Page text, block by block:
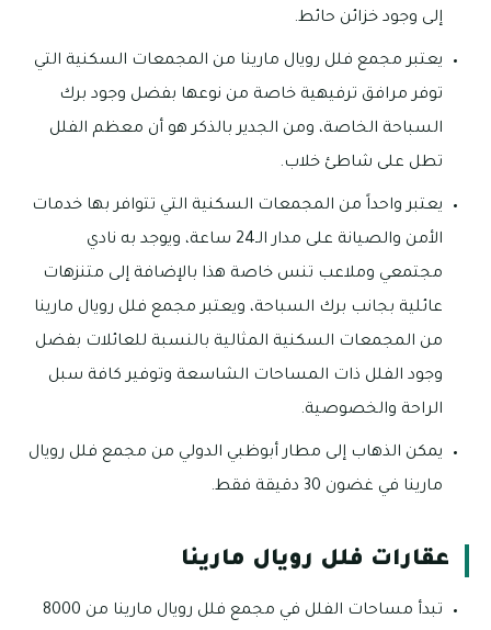
إلى وجود خزائن حائط.
يعتبر مجمع فلل رويال مارينا من المجمعات السكنية التي
توفر مرافق ترفيهية خاصة من نوعها بفضل وجود برك
السباحة الخاصة، ومن الجدير بالذكر هو أن معظم الفلل
تطل على شاطئ خلاب.
يعتبر واحداً من المجمعات السكنية التي تتوافر بها خدمات
الأمن والصيانة على مدار الـ24 ساعة، ويوجد به نادي
مجتمعي وملاعب تنس خاصة هذا بالإضافة إلى متنزهات
عائلية بجانب برك السباحة، ويعتبر مجمع فلل رويال مارينا
من المجمعات السكنية المثالية بالنسبة للعائلات بفضل
وجود الفلل ذات المساحات الشاسعة وتوفير كافة سبل
الراحة والخصوصية.
يمكن الذهاب إلى مطار أبوظبي الدولي من مجمع فلل رويال
مارينا في غضون 30 دقيقة فقط.
عقارات فلل رويال مارينا
تبدأ مساحات الفلل في مجمع فلل رويال مارينا من 8000